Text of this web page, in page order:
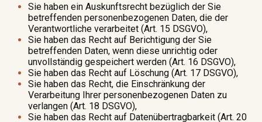
Sie haben ein Auskunftsrecht bezüglich der Sie
betreffenden personenbezogenen Daten, die der
Verantwortliche verarbeitet (Art. 15 DSGVO),
Sie haben das Recht auf Berichtigung der Sie
betreffenden Daten, wenn diese unrichtig oder
unvollständig gespeichert werden (Art. 16 DSGVO),
Sie haben das Recht auf Löschung (Art. 17 DSGVO),
Sie haben das Recht, die Einschränkung der
Verarbeitung Ihrer personenbezogenen Daten zu
verlangen (Art. 18 DSGVO),
Sie haben das Recht auf Datenübertragbarkeit (Art. 20